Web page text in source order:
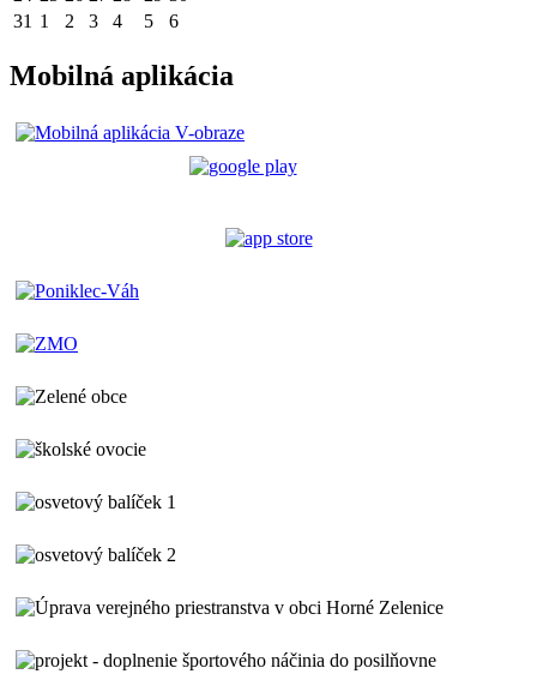
31 1 2 3 4 5 6
Mobilná aplikácia